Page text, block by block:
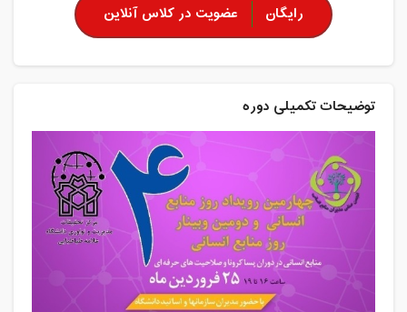
رایگان عضویت در کلاس آنلاین
توضیحات تکمیلی دوره